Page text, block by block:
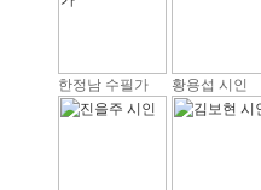
한정남 수필가 황용섭 시인